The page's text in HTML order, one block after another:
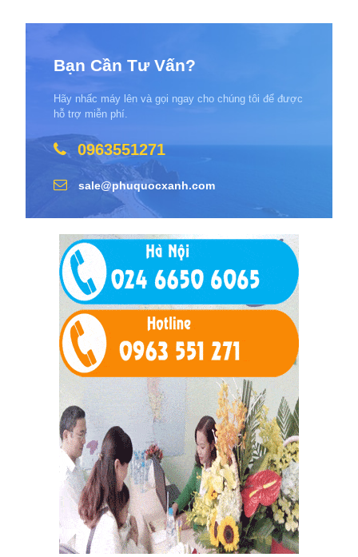
Bạn Cần Tư Vấn?
Hãy nhấc máy lên và gọi ngay cho chúng tôi để được
hỗ trợ miễn phí.
0963551271
sale@phuquocxanh.com